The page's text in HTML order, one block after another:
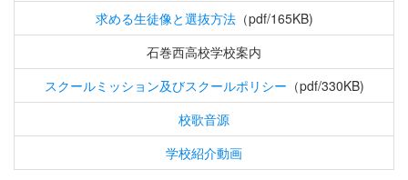
求める生徒像と選抜方法（pdf/165KB)
石巻西高校学校案内
スクールミッション及びスクールポリシー （pdf/330KB)
校歌音源
学校紹介動画